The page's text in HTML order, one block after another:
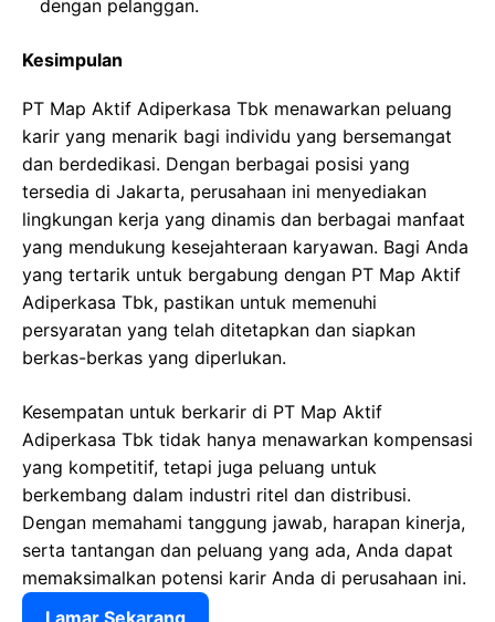
dengan pelanggan.
Kesimpulan
PT Map Aktif Adiperkasa Tbk menawarkan peluang
karir yang menarik bagi individu yang bersemangat
dan berdedikasi. Dengan berbagai posisi yang
tersedia di Jakarta, perusahaan ini menyediakan
lingkungan kerja yang dinamis dan berbagai manfaat
yang mendukung kesejahteraan karyawan. Bagi Anda
yang tertarik untuk bergabung dengan PT Map Aktif
Adiperkasa Tbk, pastikan untuk memenuhi
persyaratan yang telah ditetapkan dan siapkan
berkas-berkas yang diperlukan.
Kesempatan untuk berkarir di PT Map Aktif
Adiperkasa Tbk tidak hanya menawarkan kompensasi
yang kompetitif, tetapi juga peluang untuk
berkembang dalam industri ritel dan distribusi.
Dengan memahami tanggung jawab, harapan kinerja,
serta tantangan dan peluang yang ada, Anda dapat
memaksimalkan potensi karir Anda di perusahaan ini.
Lamar Sekarang